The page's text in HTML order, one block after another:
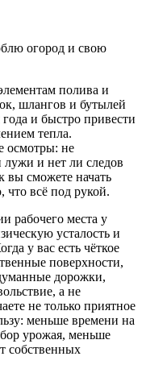
огород и свою
полива и
шлангов и бутылей
и быстро привести
тепла.
осмотры: не
лужи и нет ли следов
вы сможете начать
что всё под рукой.
рабочего места у
усталость и
у вас есть чёткое
поверхности,
дорожки,
а не
не только приятное
меньше времени на
урожая, меньше
собственных